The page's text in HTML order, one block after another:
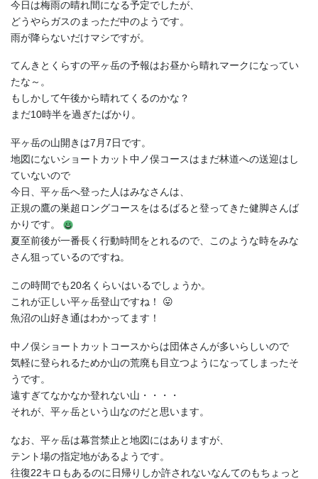
今日は梅雨の晴れ間になる予定でしたが、
どうやらガスのまっただ中のようです。
雨が降らないだけマシですが。
てんきとくらすの平ヶ岳の予報はお昼から晴れマークになってい
たな～。
もしかして午後から晴れてくるのかな？
まだ10時半を過ぎたばかり。
平ヶ岳の山開きは7月7日です。
地図にないショートカット中ノ俣コースはまだ林道への送迎はし
ていないので
今日、平ヶ岳へ登った人はみなさんは、
正規の鷹の巣超ロングコースをはるばると登ってきた健脚さんば
かりです。
夏至前後が一番長く行動時間をとれるので、このような時をみな
さん狙っているのですね。
この時間でも20名くらいはいるでしょうか。
これが正しい平ヶ岳登山ですね！ 😛
魚沼の山好き通はわかってます！
中ノ俣ショートカットコースからは団体さんが多いらしいので
気軽に登られるためか山の荒廃も目立つようになってしまったそ
うです。
遠すぎてなかなか登れない山・・・・
それが、平ヶ岳という山なのだと思います。
なお、平ヶ岳は幕営禁止と地図にはありますが、
テント場の指定地があるようです。
往復22キロもあるのに日帰りしか許されないなんてのもちょっと